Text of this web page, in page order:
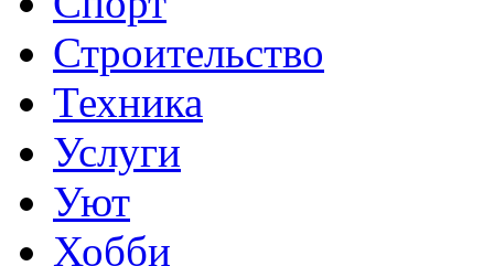
Строительство
Техника
Услуги
Уют
Хобби